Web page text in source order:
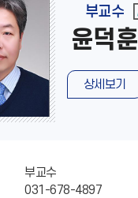
부교수
윤덕훈
상세보기
부교수
031-678-4897